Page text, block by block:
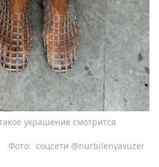
украшение смотрится
соцсети @nurbilenyavuzer
Фото: